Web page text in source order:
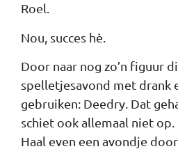
Roel.
Nou, succes hè.
Door naar nog zo’n figuur
spelletjesavond met drank
gebruiken: Deedry. Dat
schiet ook allemaal niet op.
Haal even een avondje